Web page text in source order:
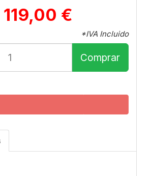
119,00 €
*IVA Incluido
Comprar